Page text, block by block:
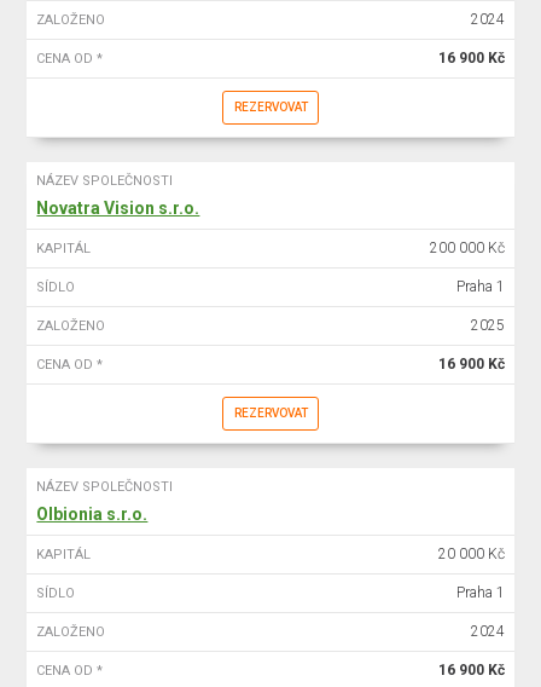
ZALOŽENO 2024
CENA OD * 16 900 Kč
REZERVOVAT
NÁZEV SPOLEČNOSTI
Novatra Vision s.r.o.
KAPITÁL 200 000 Kč
SÍDLO Praha 1
ZALOŽENO 2025
CENA OD * 16 900 Kč
REZERVOVAT
NÁZEV SPOLEČNOSTI
Olbionia s.r.o.
KAPITÁL 20 000 Kč
SÍDLO Praha 1
ZALOŽENO 2024
CENA OD * 16 900 Kč